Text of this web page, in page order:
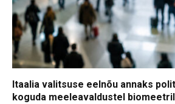
Itaalia valitsuse eelnõu annaks
koguda meeleavaldustel